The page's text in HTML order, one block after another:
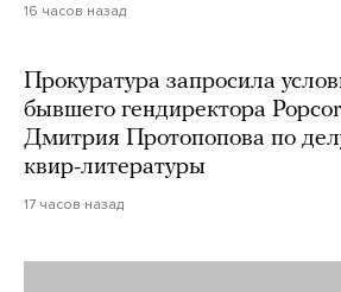
16 часов назад
Прокуратура запросила
бывшего гендиректора
Дмитрия Протопопова по
квир-литературы
17 часов назад